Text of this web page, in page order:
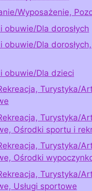
Wyposażenie,
obuwie/Dla dorosłych
obuwie/Dla
obuwie/Dla dzieci
Turystyka/
Turystyka/
Ośrodki sportu i
Turystyka/
Ośrodki
Turystyka/
Usługi sportowe